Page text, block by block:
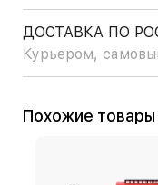
ДОСТАВКА ПО
Курьером,
Похожие товары